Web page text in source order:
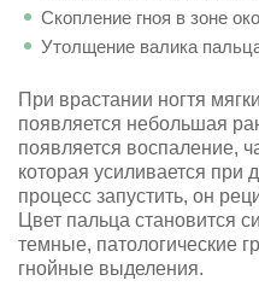
Скопление гноя в зоне
Утолщение валика
При врастании ногтя
появляется небольшая
появляется воспаление,
которая усиливается при
процесс запустить, он
Цвет пальца становится
темные, патологические
гнойные выделения.